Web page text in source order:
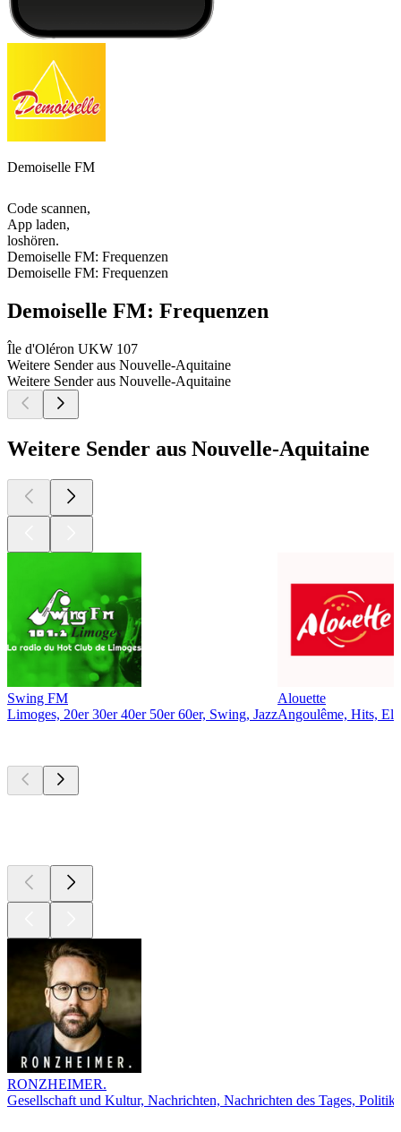
Demoiselle FM
Code scannen,
App laden,
loshören.
Demoiselle FM: Frequenzen
Demoiselle FM: Frequenzen
Demoiselle FM: Frequenzen
Île d'Oléron UKW 107
Weitere Sender aus Nouvelle-Aquitaine
Weitere Sender aus Nouvelle-Aquitaine
Weitere Sender aus Nouvelle-Aquitaine
Swing FM
Limoges, 20er 30er 40er 50er 60er, Swing, Jazz
Alouette
Angoulême, Hits,
RONZHEIMER.
Gesellschaft und Kultur, Nachrichten, Nachrichten des Tages, Politik